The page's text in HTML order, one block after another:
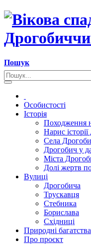
Пошук
Особистості
Історія
Походження
Нарис
Села
Дрогобич у
Міста
Долі жертв
Вулиці
Дрогобича
Трускавця
Стебника
Борислава
Східниці
Природні багатства
Про проєкт